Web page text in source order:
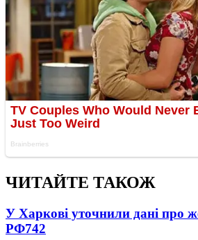
ЧИТАЙТЕ ТАКОЖ
У Харкові уточнили дані про
РФ742